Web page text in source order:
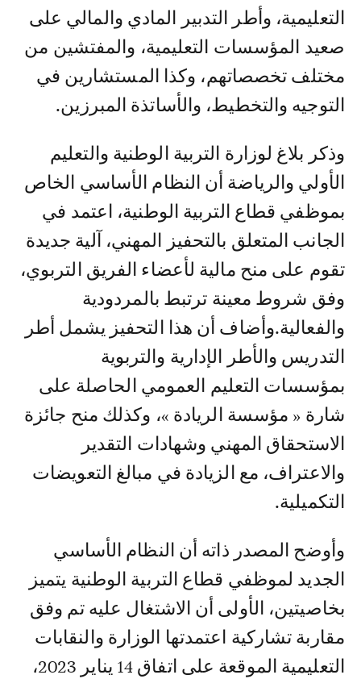
التعليمية، وأطر التدبير المادي والمالي على
صعيد المؤسسات التعليمية، والمفتشين من
مختلف تخصصاتهم، وكذا المستشارين في
التوجيه والتخطيط، والأساتذة المبرزين.
وذكر بلاغ لوزارة التربية الوطنية والتعليم
الأولي والرياضة أن النظام الأساسي الخاص
بموظفي قطاع التربية الوطنية، اعتمد في
الجانب المتعلق بالتحفيز المهني، آلية جديدة
تقوم على منح مالية لأعضاء الفريق التربوي،
وفق شروط معينة ترتبط بالمردودية
والفعالية.وأضاف أن هذا التحفيز يشمل أطر
التدريس والأطر الإدارية والتربوية
بمؤسسات التعليم العمومي الحاصلة على
شارة « مؤسسة الريادة »، وكذلك منح جائزة
الاستحقاق المهني وشهادات التقدير
والاعتراف، مع الزيادة في مبالغ التعويضات
التكميلية.
وأوضح المصدر ذاته أن النظام الأساسي
الجديد لموظفي قطاع التربية الوطنية يتميز
بخاصيتين، الأولى أن الاشتغال عليه تم وفق
مقاربة تشاركية اعتمدتها الوزارة والنقابات
التعليمية الموقعة على اتفاق 14 يناير 2023،